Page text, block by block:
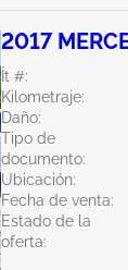
2017
Ít #:
Kilometraje:
Daño:
Tipo de
documento:
Ubicación:
Fecha de venta:
Estado de la
oferta: